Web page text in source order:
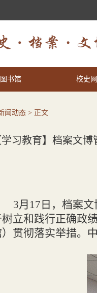
书馆 校史网
闻动态 > 正文
学习教育】档案文
3月17日，档案
树立和践行正确政
贯彻落实举措。